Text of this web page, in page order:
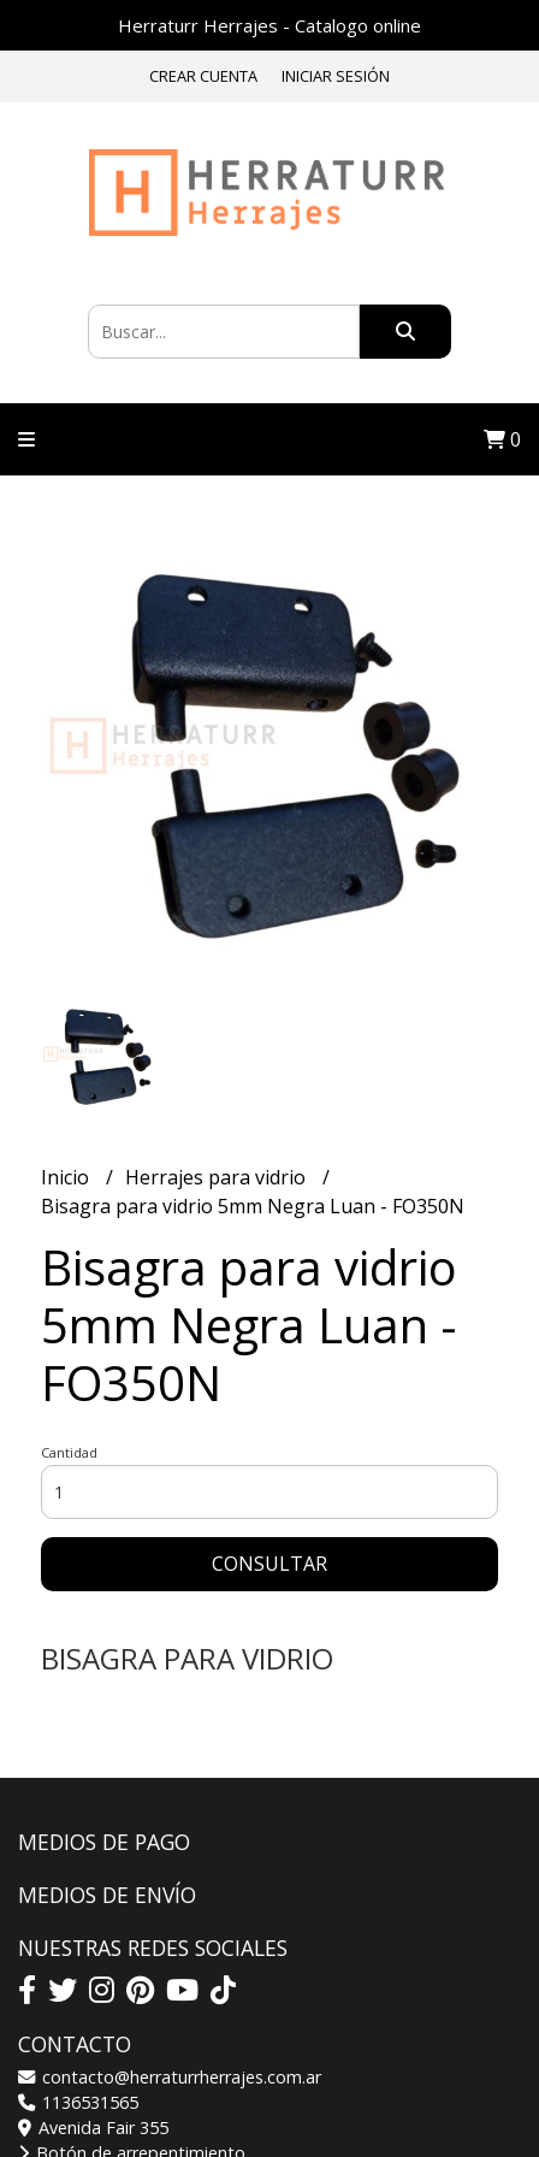
Herraturr Herrajes - Catalogo online
CREAR CUENTA INICIAR SESIÓN
0
Inicio
Herrajes para vidrio
Bisagra para vidrio 5mm Negra Luan - FO350N
Bisagra para vidrio
5mm Negra Luan -
FO350N
Cantidad
CONSULTAR
BISAGRA PARA VIDRIO
MEDIOS DE PAGO
MEDIOS DE ENVÍO
NUESTRAS REDES SOCIALES
CONTACTO
contacto@herraturrherrajes.com.ar
1136531565
Avenida Fair 355